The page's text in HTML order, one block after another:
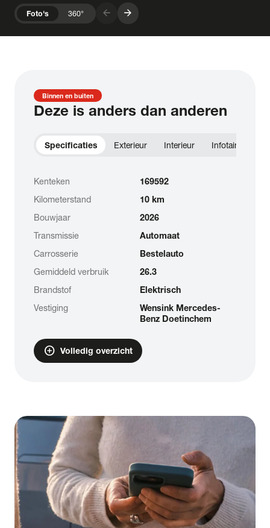
Foto's 360° arrow_forward arrow_forward
Binnen en buiten
Deze is anders dan anderen
Specificaties Exterieur Interieur Infotainment
Kenteken
169592
Kilometerstand
10 km
Bouwjaar
2026
Transmissie
Automaat
Carrosserie
Bestelauto
Gemiddeld verbruik
26.3
Brandstof
Elektrisch
Vestiging
Wensink Mercedes-
Benz Doetinchem
add_circle Volledig overzicht